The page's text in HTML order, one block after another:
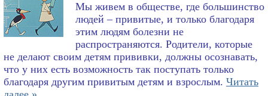
Мы живем в обществе, где большинство
людей – привитые, и только благодаря
этим людям болезни не
распространяются. Родители, которые
не делают своим детям прививки, должны осознавать,
что у них есть возможность так поступать только
благодаря другим привитым детям и взрослым. Читать